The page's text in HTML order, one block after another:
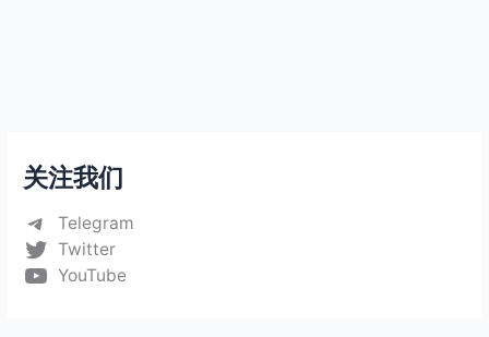
关注我们
Telegram
Twitter
YouTube